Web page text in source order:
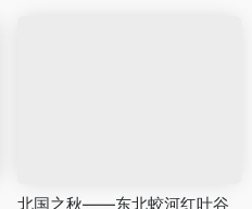
北国之秋——东北蛟河红叶谷